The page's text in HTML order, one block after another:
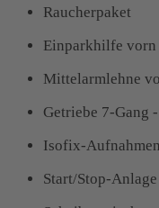
Raucherpaket
Einparkhilfe vorn
Mittelarmlehne
Getriebe 7-Gang
Isofix-
Start/Stop-Anlage